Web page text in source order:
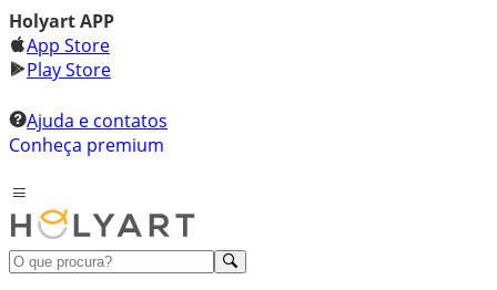
Holyart APP
App Store
Play Store
Ajuda e contatos
Conheça premium